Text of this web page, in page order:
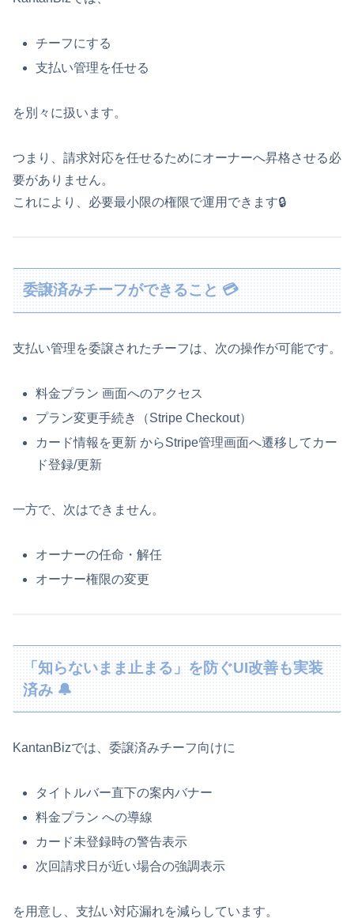
チーフにする
支払い管理を任せる
を別々に扱います。
つまり、請求対応を任せるためにオーナーへ昇格させる必
要がありません。
これにより、必要最小限の権限で運用できます🔒
委譲済みチーフができること 💳
支払い管理を委譲されたチーフは、次の操作が可能です。
料金プラン 画面へのアクセス
プラン変更手続き（Stripe Checkout）
カード情報を更新 からStripe管理画面へ遷移してカー
ド登録/更新
一方で、次はできません。
オーナーの任命・解任
オーナー権限の変更
「知らないまま止まる」を防ぐUI改善も実装
済み 🔔
KantanBizでは、委譲済みチーフ向けに
タイトルバー直下の案内バナー
料金プラン への導線
カード未登録時の警告表示
次回請求日が近い場合の強調表示
を用意し、支払い対応漏れを減らしています。